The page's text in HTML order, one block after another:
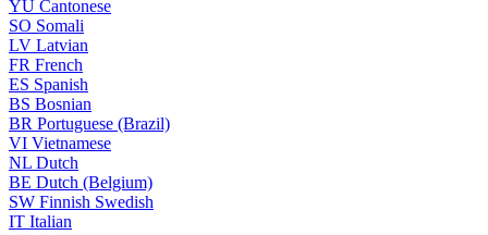
YU Cantonese
SO Somali
LV Latvian
FR French
ES Spanish
BS Bosnian
BR Portuguese (Brazil)
VI Vietnamese
NL Dutch
BE Dutch (Belgium)
SW Finnish Swedish
IT Italian